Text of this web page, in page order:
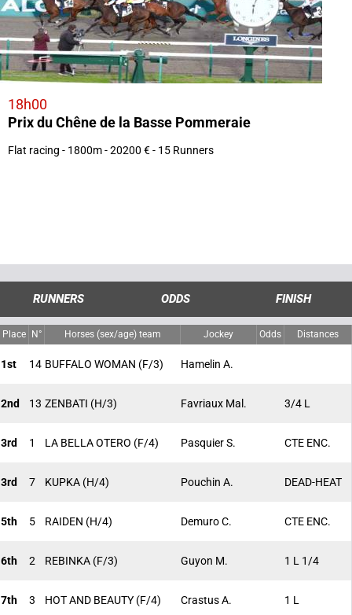
18h00
Prix du Chêne de la Basse Pommeraie
Flat racing - 1800m - 20200 € - 15 Runners
RUNNERS ODDS FINISH
Place N° Horses (sex/age) team Jockey Odds Distances
1st 14 BUFFALO WOMAN (F/3) Hamelin A.
2nd 13 ZENBATI (H/3) Favriaux Mal. 3/4 L
3rd 1 LA BELLA OTERO (F/4) Pasquier S. CTE ENC.
3rd 7 KUPKA (H/4) Pouchin A. DEAD-HEAT
5th 5 RAIDEN (H/4) Demuro C. CTE ENC.
6th 2 REBINKA (F/3) Guyon M. 1 L 1/4
7th 3 HOT AND BEAUTY (F/4) Crastus A. 1 L